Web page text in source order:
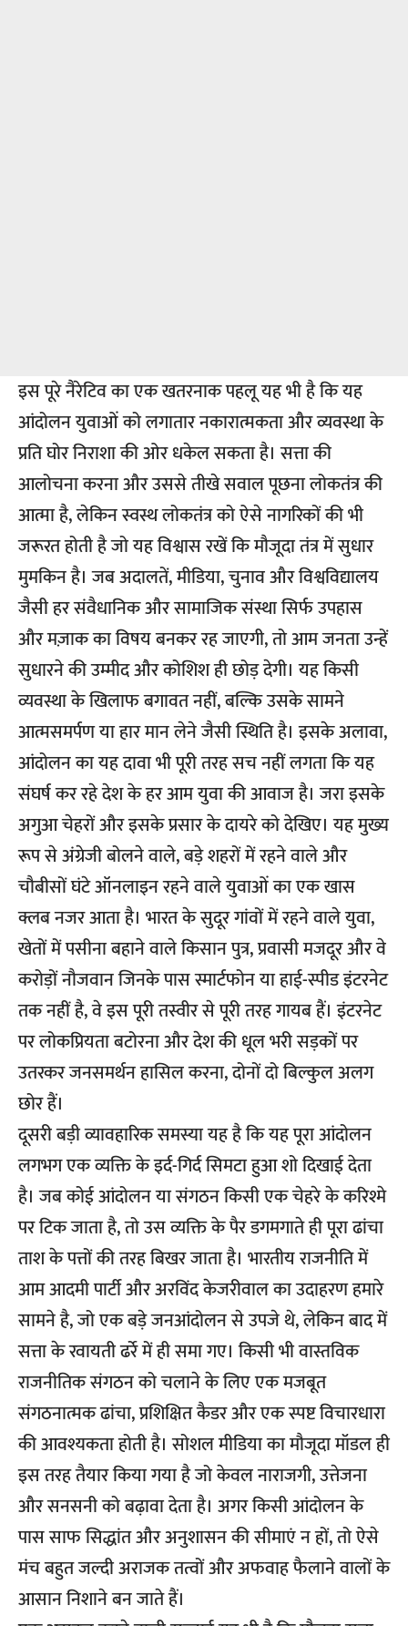
इस पूरे नैरेटिव का एक खतरनाक पहलू यह भी है कि यह
आंदोलन युवाओं को लगातार नकारात्मकता और व्यवस्था के
प्रति घोर निराशा की ओर धकेल सकता है। सत्ता की
आलोचना करना और उससे तीखे सवाल पूछना लोकतंत्र की
आत्मा है, लेकिन स्वस्थ लोकतंत्र को ऐसे नागरिकों की भी
जरूरत होती है जो यह विश्वास रखें कि मौजूदा तंत्र में सुधार
मुमकिन है। जब अदालतें, मीडिया, चुनाव और विश्वविद्यालय
जैसी हर संवैधानिक और सामाजिक संस्था सिर्फ उपहास
और मज़ाक का विषय बनकर रह जाएगी, तो आम जनता उन्हें
सुधारने की उम्मीद और कोशिश ही छोड़ देगी। यह किसी
व्यवस्था के खिलाफ बगावत नहीं, बल्कि उसके सामने
आत्मसमर्पण या हार मान लेने जैसी स्थिति है। इसके अलावा,
आंदोलन का यह दावा भी पूरी तरह सच नहीं लगता कि यह
संघर्ष कर रहे देश के हर आम युवा की आवाज है। जरा इसके
अगुआ चेहरों और इसके प्रसार के दायरे को देखिए। यह मुख्य
रूप से अंग्रेजी बोलने वाले, बड़े शहरों में रहने वाले और
चौबीसों घंटे ऑनलाइन रहने वाले युवाओं का एक खास
क्लब नजर आता है। भारत के सुदूर गांवों में रहने वाले युवा,
खेतों में पसीना बहाने वाले किसान पुत्र, प्रवासी मजदूर और वे
करोड़ों नौजवान जिनके पास स्मार्टफोन या हाई-स्पीड इंटरनेट
तक नहीं है, वे इस पूरी तस्वीर से पूरी तरह गायब हैं। इंटरनेट
पर लोकप्रियता बटोरना और देश की धूल भरी सड़कों पर
उतरकर जनसमर्थन हासिल करना, दोनों दो बिल्कुल अलग
छोर हैं।
दूसरी बड़ी व्यावहारिक समस्या यह है कि यह पूरा आंदोलन
लगभग एक व्यक्ति के इर्द-गिर्द सिमटा हुआ शो दिखाई देता
है। जब कोई आंदोलन या संगठन किसी एक चेहरे के करिश्मे
पर टिक जाता है, तो उस व्यक्ति के पैर डगमगाते ही पूरा ढांचा
ताश के पत्तों की तरह बिखर जाता है। भारतीय राजनीति में
आम आदमी पार्टी और अरविंद केजरीवाल का उदाहरण हमारे
सामने है, जो एक बड़े जनआंदोलन से उपजे थे, लेकिन बाद में
सत्ता के रवायती ढर्रे में ही समा गए। किसी भी वास्तविक
राजनीतिक संगठन को चलाने के लिए एक मजबूत
संगठनात्मक ढांचा, प्रशिक्षित कैडर और एक स्पष्ट विचारधारा
की आवश्यकता होती है। सोशल मीडिया का मौजूदा मॉडल ही
इस तरह तैयार किया गया है जो केवल नाराजगी, उत्तेजना
और सनसनी को बढ़ावा देता है। अगर किसी आंदोलन के
पास साफ सिद्धांत और अनुशासन की सीमाएं न हों, तो ऐसे
मंच बहुत जल्दी अराजक तत्वों और अफवाह फैलाने वालों के
आसान निशाने बन जाते हैं।